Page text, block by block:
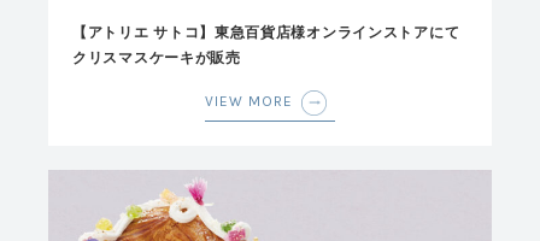
【アトリエ サトコ】東急百貨店様オンラインストアにて
クリスマスケーキが販売
VIEW MORE